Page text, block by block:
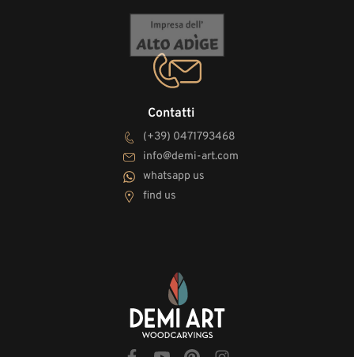
Contatti
(+39) 0471793468
info@demi-art.com
whatsapp us
find us